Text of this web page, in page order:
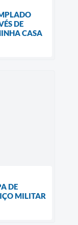
DE
CASA
DE
MILITAR